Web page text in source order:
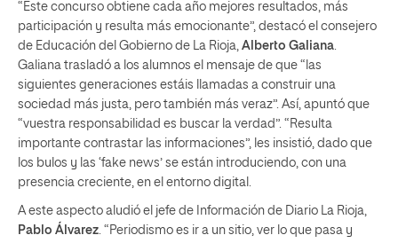
“Este concurso obtiene cada año mejores resultados, más
participación y resulta más emocionante”, destacó el consejero
de Educación del Gobierno de La Rioja, Alberto Galiana.
Galiana trasladó a los alumnos el mensaje de que “las
siguientes generaciones estáis llamadas a construir una
sociedad más justa, pero también más veraz”. Así, apuntó que
“vuestra responsabilidad es buscar la verdad”. “Resulta
importante contrastar las informaciones”, les insistió, dado que
los bulos y las ‘fake news’ se están introduciendo, con una
presencia creciente, en el entorno digital.
A este aspecto aludió el jefe de Información de Diario La Rioja,
Pablo Álvarez. “Periodismo es ir a un sitio, ver lo que pasa y